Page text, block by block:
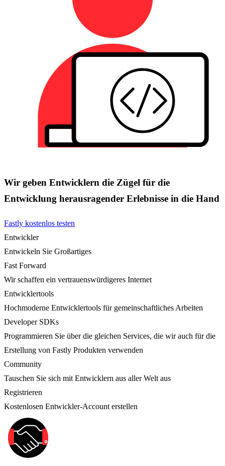
Wir geben Entwicklern die Zügel für die
Entwicklung herausragender Erlebnisse in die Hand
Fastly kostenlos testen
Entwickler
Entwickeln Sie Großartiges
Fast Forward
Wir schaffen ein vertrauenswürdigeres Internet
Entwicklertools
Hochmoderne Entwicklertools für gemeinschaftliches Arbeiten
Developer SDKs
Programmieren Sie über die gleichen Services, die wir auch für die
Erstellung von Fastly Produkten verwenden
Community
Tauschen Sie sich mit Entwicklern aus aller Welt aus
Registrieren
Kostenlosen Entwickler-Account erstellen